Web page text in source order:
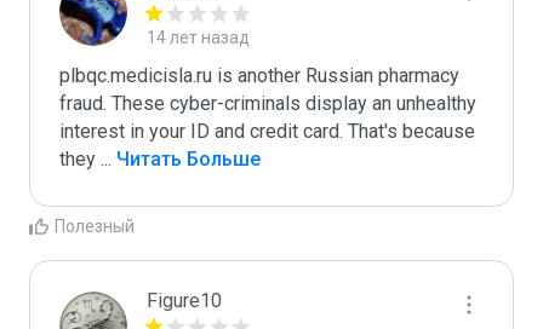
14 лет назад
plbqc.medicisla.ru is another Russian pharmacy
fraud. These cyber-criminals display an unhealthy
interest in your ID and credit card. That's because
they ... Читать Больше
Полезный
Figure10